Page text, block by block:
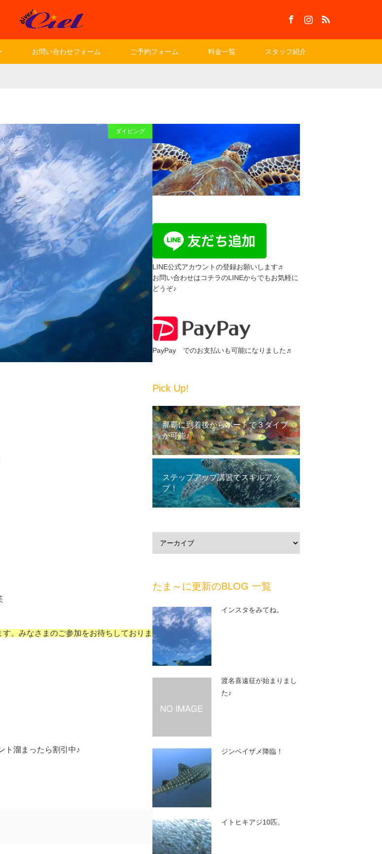
お問い合わせフォーム ご予約フォーム 料金一覧 スタッフ紹介
ダイビング
。みなさまのご参加をお待ちしておりま
ト溜まったら割引中♪
LINE公式アカウントの登録お願いします♬
お問い合わせはコチラのLINEからでもお気軽に
どうぞ♪
PayPay でのお支払いも可能になりました♬
Pick Up!
那覇に到着後からボートで３ダイブ
が可能♪
ステップアップ講習でスキルアッ
プ！
たま～に更新のBLOG 一覧
インスタをみてね。
渡名喜遠征が始まりまし
た♪
ジンベイザメ降臨！
イトヒキアジ10匹。